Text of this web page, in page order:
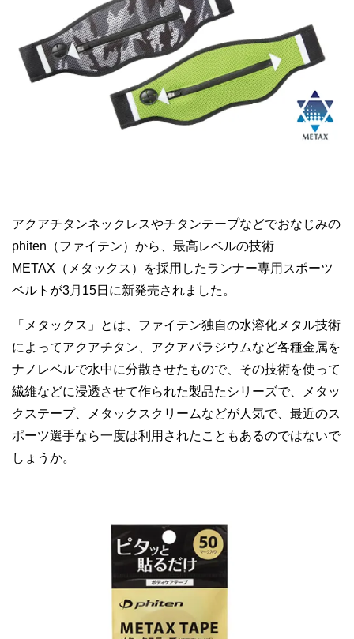
アクアチタンネックレスやチタンテープなどでおなじみの
phiten（ファイテン）から、最高レベルの技術
METAX（メタックス）を採用したランナー専用スポーツ
ベルトが3月15日に新発売されました。
「メタックス」とは、ファイテン独自の水溶化メタル技術
によってアクアチタン、アクアパラジウムなど各種金属を
ナノレベルで水中に分散させたもので、その技術を使って
繊維などに浸透させて作られた製品たシリーズで、メタッ
クステープ、メタックスクリームなどが人気で、最近のス
ポーツ選手なら一度は利用されたこともあるのではないで
しょうか。